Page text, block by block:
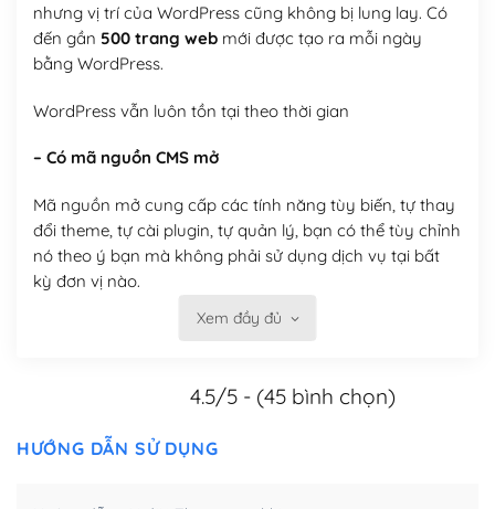
nhưng vị trí của WordPress cũng không bị lung lay. Có
đến gần 500 trang webmới được tạo ra mỗi ngày
bằng WordPress.
WordPress vẫn luôn tồn tại theo thời gian
– Có mã nguồn CMS mở
Mã nguồn mở cung cấp các tính năng tùy biến, tự thay
đổi theme, tự cài plugin, tự quản lý, bạn có thể tùy chỉnh
nó theo ý bạn mà không phải sử dụng dịch vụ tại bất
kỳ đơn vị nào.
Việc của bạn là đăng ký một tên miền và hosting để
Có thể tùy biến trên website WordPress
– Thân thiện với công cụ tìm kiếm
Xem đầy đủ
4.5/5 - (45 bình chọn)
HƯỚNG DẪN SỬ DỤNG